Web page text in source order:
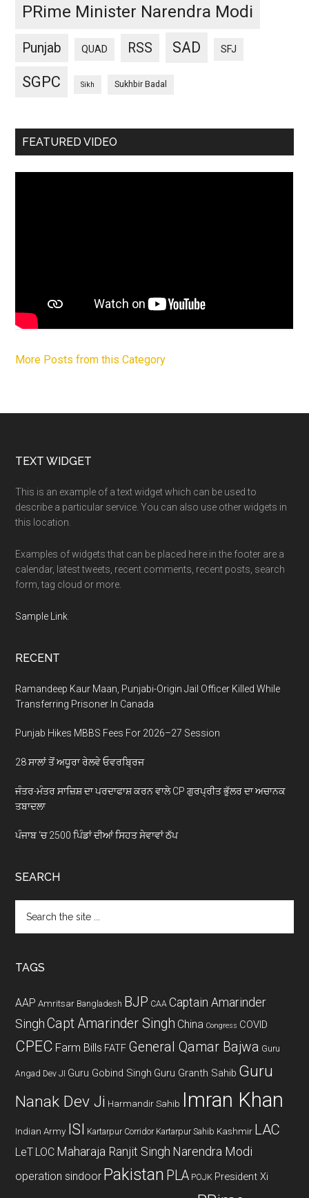
PRime Minister Narendra Modi
Punjab QUAD RSS SAD SFJ
SGPC Sikh Sukhbir Badal
FEATURED VIDEO
More Posts from this Category
Footer
TEXT WIDGET
This is an example of a text widget which can be used to
describe a particular service. You can also use other widgets in
this location.
Examples of widgets that can be placed here in the footer are a
calendar, latest tweets, recent comments, recent posts, search
form, tag cloud or more.
Sample Link
RECENT
Ramandeep Kaur Maan, Punjabi-Origin Jail Officer Killed While
Transferring Prisoner In Canada
Punjab Hikes MBBS Fees For 2026–27 Session
28 ਸਾਲਾਂ ਤੋਂ ਅਧੂਰਾ ਰੇਲਵੇ ਓਵਰਬ੍ਰਿਜ
ਜੰਤਰ-ਮੰਤਰ ਸਾਜ਼ਿਸ਼ ਦਾ ਪਰਦਾਫਾਸ਼ ਕਰਨ ਵਾਲੇ CP ਗੁਰਪ੍ਰੀਤ ਭੁੱਲਰ ਦਾ ਅਚਾਨਕ
ਤਬਾਦਲਾ
ਪੰਜਾਬ ‘ਚ 2500 ਪਿੰਡਾਂ ਦੀਆਂ ਸਿਹਤ ਸੇਵਾਵਾਂ ਠੱਪ
SEARCH
the
TAGS
AAP Amritsar Bangladesh BJP CAA Captain Amarinder
Singh Capt Amarinder Singh China Congress COVID
CPEC Farm Bills FATF General Qamar Bajwa Guru
Angad Dev JI Guru Gobind Singh Guru Granth Sahib Guru
Nanak Dev Ji Harmandir Sahib Imran Khan
Indian Army ISI Kartarpur Corridor Kartarpur Sahib Kashmir LAC
LeT LOC Maharaja Ranjit Singh Narendra Modi
operation sindoor Pakistan PLA POJK President Xi